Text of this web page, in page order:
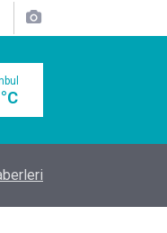
Dağıtımının